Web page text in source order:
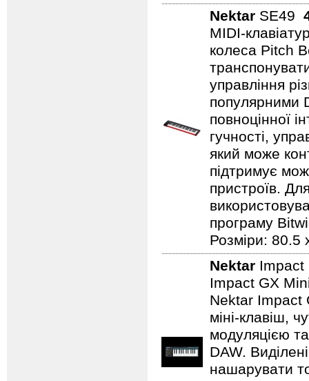
Nektar SE49
MIDI-
колеса Pitch
управління
популярними
повноцінної
гучності,
який може
підтримує
пристроїв.
програму
Розміри: 80.5
Nektar
Impact GX
Nektar Impact
міні-клавіш,
модуляцією
DAW.
нашарувати